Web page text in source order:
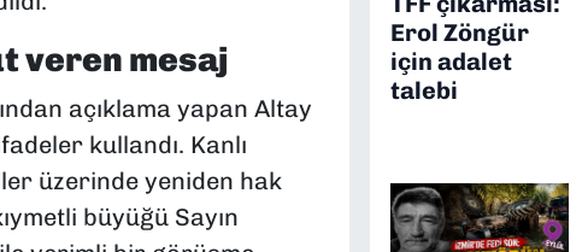
veren mesaj
açıklama yapan Altay
kullandı. Kanlı
üzerinde yeniden hak
büyüğü Sayın
Erol Zöngür
için adalet
talebi